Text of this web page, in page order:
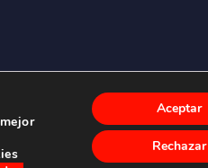
Aceptar
Rechazar